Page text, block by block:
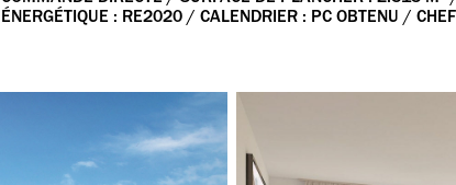
ÉNERGÉTIQUE : RE2020 / CALENDRIER : PC OBTENU /